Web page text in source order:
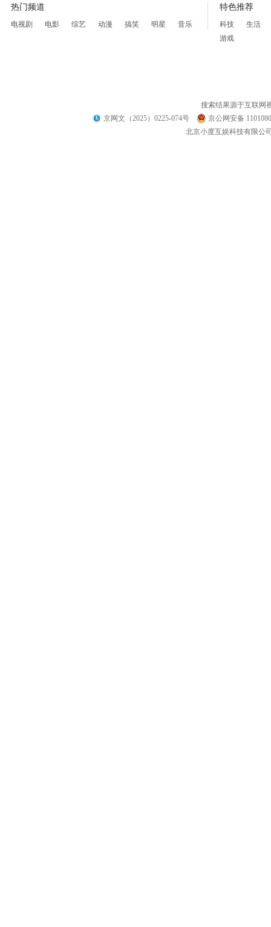
热门频道
电视剧 电影 综艺 动漫 搞笑 明星 音乐
特色推荐
科技
生活
游戏
搜索结果源于互联网
京网文（2025）0225-074号
京公网安备
北京小度互娱科技有限公